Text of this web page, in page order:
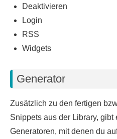
Deaktivieren
Login
RSS
Widgets
Generator
Zusätzlich zu den fertigen
Snippets aus der Library, gibt
Generatoren, mit denen du